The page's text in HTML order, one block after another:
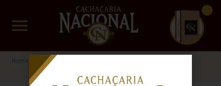
www.cachacarianacional.com.br
CUIDADO FRÁGIL
Cachaça